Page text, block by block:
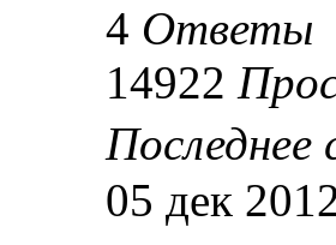
4 Ответы
14922
05 дек